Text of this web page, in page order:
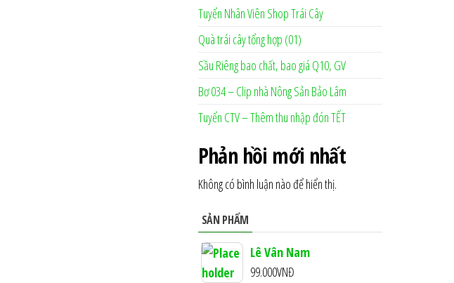
Tuyển Nhân Viên Shop Trái Cây
Quà trái cây tổng hợp (01)
Sầu Riêng bao chất, bao giá Q10, GV
Bơ 034 – Clip nhà Nông Sản Bảo Lâm
Tuyển CTV – Thêm thu nhập đón TẾT
Phản hồi mới nhất
Không có bình luận nào để hiển thị.
SẢN PHẨM
Lê Vân Nam
99.000VNĐ